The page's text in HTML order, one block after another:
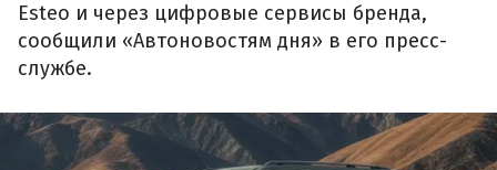
Esteo и через цифровые сервисы бренда,
сообщили «Автоновостям дня» в его пресс-
службе.